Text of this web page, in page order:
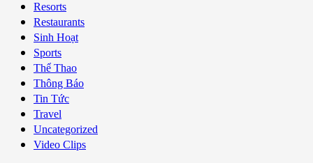
Resorts
Restaurants
Sinh Hoạt
Sports
Thể Thao
Thông Báo
Tin Tức
Travel
Uncategorized
Video Clips